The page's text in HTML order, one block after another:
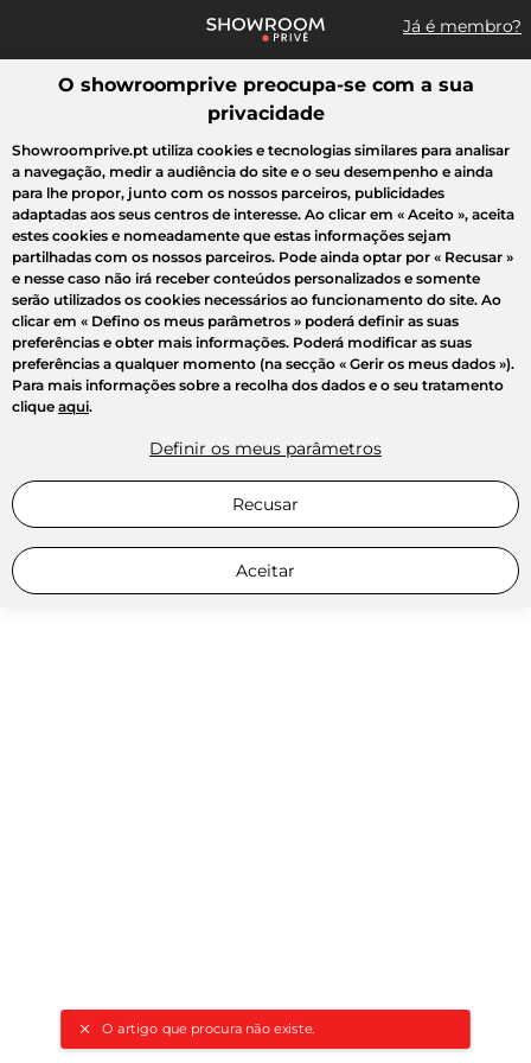
Já é membro?
Pesquisar uma marca, um artigo, uma venda...
O artigo que procura não existe.
Todas as vendas Moda Desporto Casa Criança Beleza
O showroomprive preocupa-se com a sua
privacidade
Showroomprive.pt utiliza cookies e tecnologias similares para analisar
a navegação, medir a audiência do site e o seu desempenho e ainda
para lhe propor, junto com os nossos parceiros, publicidades
adaptadas aos seus centros de interesse. Ao clicar em « Aceito », aceita
estes cookies e nomeadamente que estas informações sejam
partilhadas com os nossos parceiros. Pode ainda optar por « Recusar »
e nesse caso não irá receber conteúdos personalizados e somente
serão utilizados os cookies necessários ao funcionamento do site. Ao
clicar em « Defino os meus parâmetros » poderá definir as suas
preferências e obter mais informações. Poderá modificar as suas
preferências a qualquer momento (na secção « Gerir os meus dados »).
Para mais informações sobre a recolha dos dados e o seu tratamento
clique aqui.
Definir os meus parâmetros
Recusar
Aceitar